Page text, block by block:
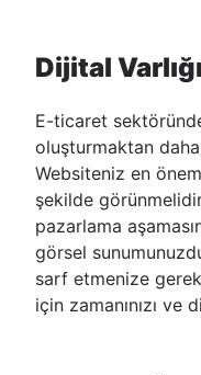
Dijital
E-ticaret
oluşturmaktan
Websiteniz en
şekilde
pazarlama
görsel
sarf etmenize
için zamanınızı